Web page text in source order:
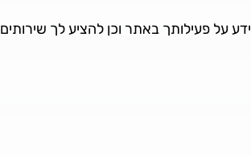
על פעילותך באתר וכן להציע לך שירותים